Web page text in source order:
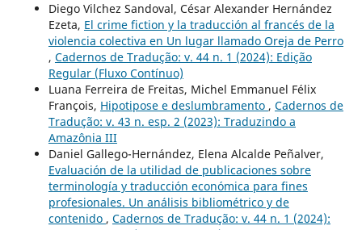
Diego Vilchez Sandoval, César Alexander Hernández
Ezeta, El crime fiction y la traducción al francés de la
violencia colectiva en Un lugar llamado Oreja de Perro
, Cadernos de Tradução: v. 44 n. 1 (2024): Edição
Regular (Fluxo Contínuo)
Luana Ferreira de Freitas, Michel Emmanuel Félix
François, Hipotipose e deslumbramento , Cadernos de
Tradução: v. 43 n. esp. 2 (2023): Traduzindo a
Amazônia III
Daniel Gallego-Hernández, Elena Alcalde Peñalver,
Evaluación de la utilidad de publicaciones sobre
terminología y traducción económica para fines
profesionales. Un análisis bibliométrico y de
contenido , Cadernos de Tradução: v. 44 n. 1 (2024):